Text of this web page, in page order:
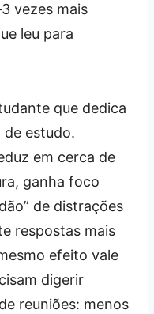
vezes mais
leu para
que dedica
de estudo.
em cerca de
ganha foco
de distrações
respostas mais
efeito vale
digerir
reuniões: menos